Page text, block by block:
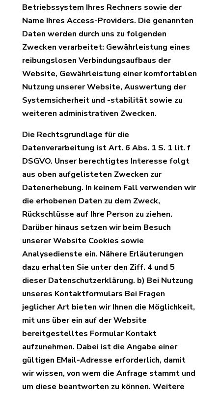
Betriebssystem Ihres Rechners sowie der
Name Ihres Access-Providers. Die genannten
Daten werden durch uns zu folgenden
Zwecken verarbeitet: Gewährleistung eines
reibungslosen Verbindungsaufbaus der
Website, Gewährleistung einer komfortablen
Nutzung unserer Website, Auswertung der
Systemsicherheit und -stabilität sowie zu
weiteren administrativen Zwecken.
Die Rechtsgrundlage für die
Datenverarbeitung ist Art. 6 Abs. 1 S. 1 lit. f
DSGVO. Unser berechtigtes Interesse folgt
aus oben aufgelisteten Zwecken zur
Datenerhebung. In keinem Fall verwenden wir
die erhobenen Daten zu dem Zweck,
Rückschlüsse auf Ihre Person zu ziehen.
Darüber hinaus setzen wir beim Besuch
unserer Website Cookies sowie
Analysedienste ein. Nähere Erläuterungen
dazu erhalten Sie unter den Ziff. 4 und 5
dieser Datenschutzerklärung. b) Bei Nutzung
unseres Kontaktformulars Bei Fragen
jeglicher Art bieten wir Ihnen die Möglichkeit,
mit uns über ein auf der Website
bereitgestelltes Formular Kontakt
aufzunehmen. Dabei ist die Angabe einer
gültigen EMail-Adresse erforderlich, damit
wir wissen, von wem die Anfrage stammt und
um diese beantworten zu können. Weitere